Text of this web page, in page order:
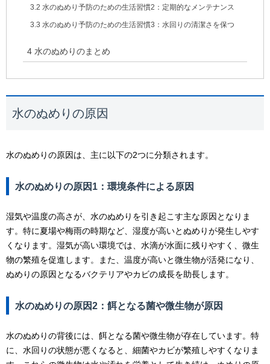
3.2 水のぬめり予防のための生活習慣2：定期的なメンテナンス
3.3 水のぬめり予防のための生活習慣3：水回りの清潔さを保つ
4水のぬめりのまとめ
水のぬめりの原因
水のぬめりの原因は、主に以下の2つに分類されます。
水のぬめりの原因1：環境条件による原因
湿気や温度の高さが、水のぬめりを引き起こす主な原因となりま
す。特に夏場や梅雨の時期など、湿度が高いとぬめりが発生しやす
くなります。湿気が高い環境では、水滴が水面に残りやすく、微生
物の繁殖を促進します。また、温度が高いと微生物が活発になり、
ぬめりの原因となるバクテリアやカビの成長を助長します。
水のぬめりの原因2：餌となる菌や微生物が原因
水のぬめりの背後には、餌となる菌や微生物が存在しています。特
に、水回りの状態が悪くなると、細菌やカビが繁殖しやすくなりま